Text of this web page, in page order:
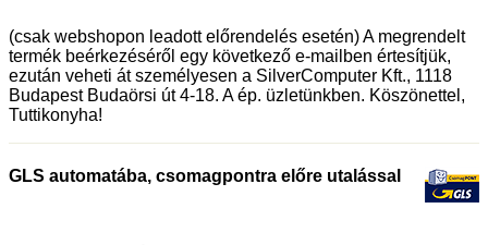
(csak webshopon leadott előrendelés esetén) A megrendelt
termék beérkezéséről egy következő e-mailben értesítjük,
ezután veheti át személyesen a SilverComputer Kft., 1118
Budapest Budaörsi út 4-18. A ép. üzletünkben. Köszönettel,
Tuttikonyha!
GLS automatába, csomagpontra előre utalással